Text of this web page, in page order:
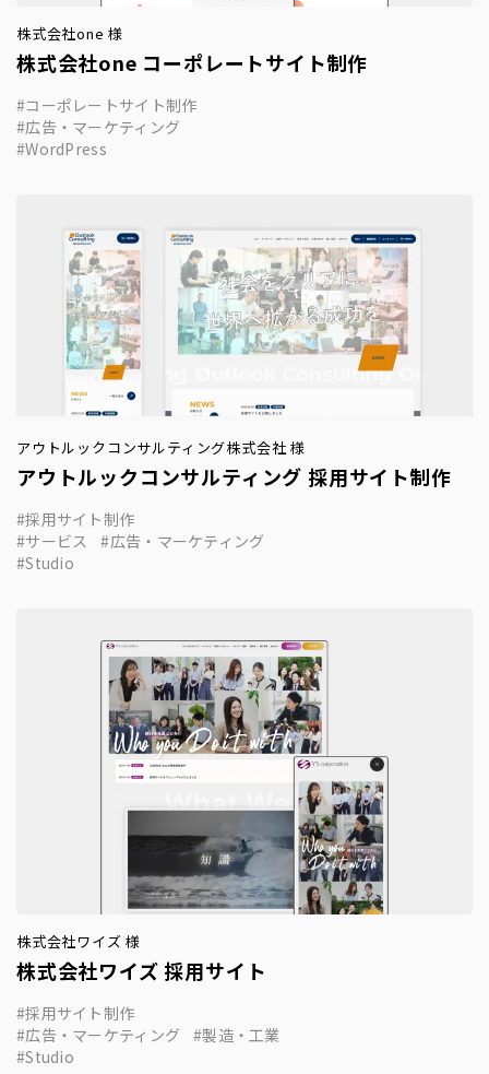
株式会社one 様
株式会社one コーポレートサイト制作
コーポレートサイト制作
広告・マーケティング
WordPress
アウトルックコンサルティング株式会社 様
アウトルックコンサルティング 採用サイト制作
採用サイト制作
サービス
広告・マーケティング
Studio
株式会社ワイズ 様
株式会社ワイズ 採用サイト
採用サイト制作
広告・マーケティング
製造・工業
Studio